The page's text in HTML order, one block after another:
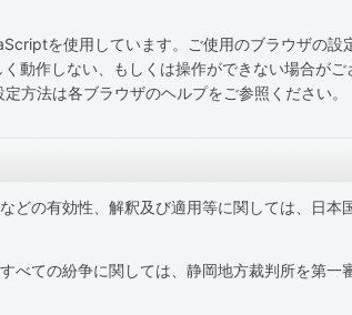
を使用しています。ご使用のブラウザの
動作しない、もしくは操作ができない場合がご
方法は各ブラウザのヘルプをご参照ください。
どの有効性、解釈及び適用等に関しては、日本
べての紛争に関しては、静岡地方裁判所を第一